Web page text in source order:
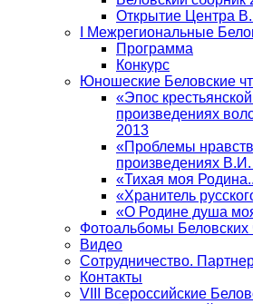
Открытие Центра
I Межрегиональные
Программа
Конкурс
Юношеские Беловские
«Эпос
произведениях
2013
«Проблемы
произведениях
«Тихая моя
«Хранитель
«О Родине душа
Фотоальбомы Беловских
Видео
Сотрудничество.
Контакты
VIII Всероссийские